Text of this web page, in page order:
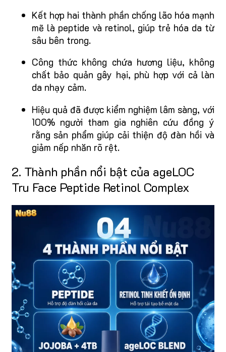
Kết hợp hai thành phần chống lão hóa mạnh
mẽ là peptide và retinol, giúp trẻ hóa da từ
sâu bên trong.
Công thức không chứa hương liệu, không
chất bảo quản gây hại, phù hợp với cả làn
da nhạy cảm.
Hiệu quả đã được kiểm nghiệm lâm sàng, với
100% người tham gia nghiên cứu đồng ý
rằng sản phẩm giúp cải thiện độ đàn hồi và
giảm nếp nhăn rõ rệt.
2. Thành phần nổi bật của ageLOC
Tru Face Peptide Retinol Complex